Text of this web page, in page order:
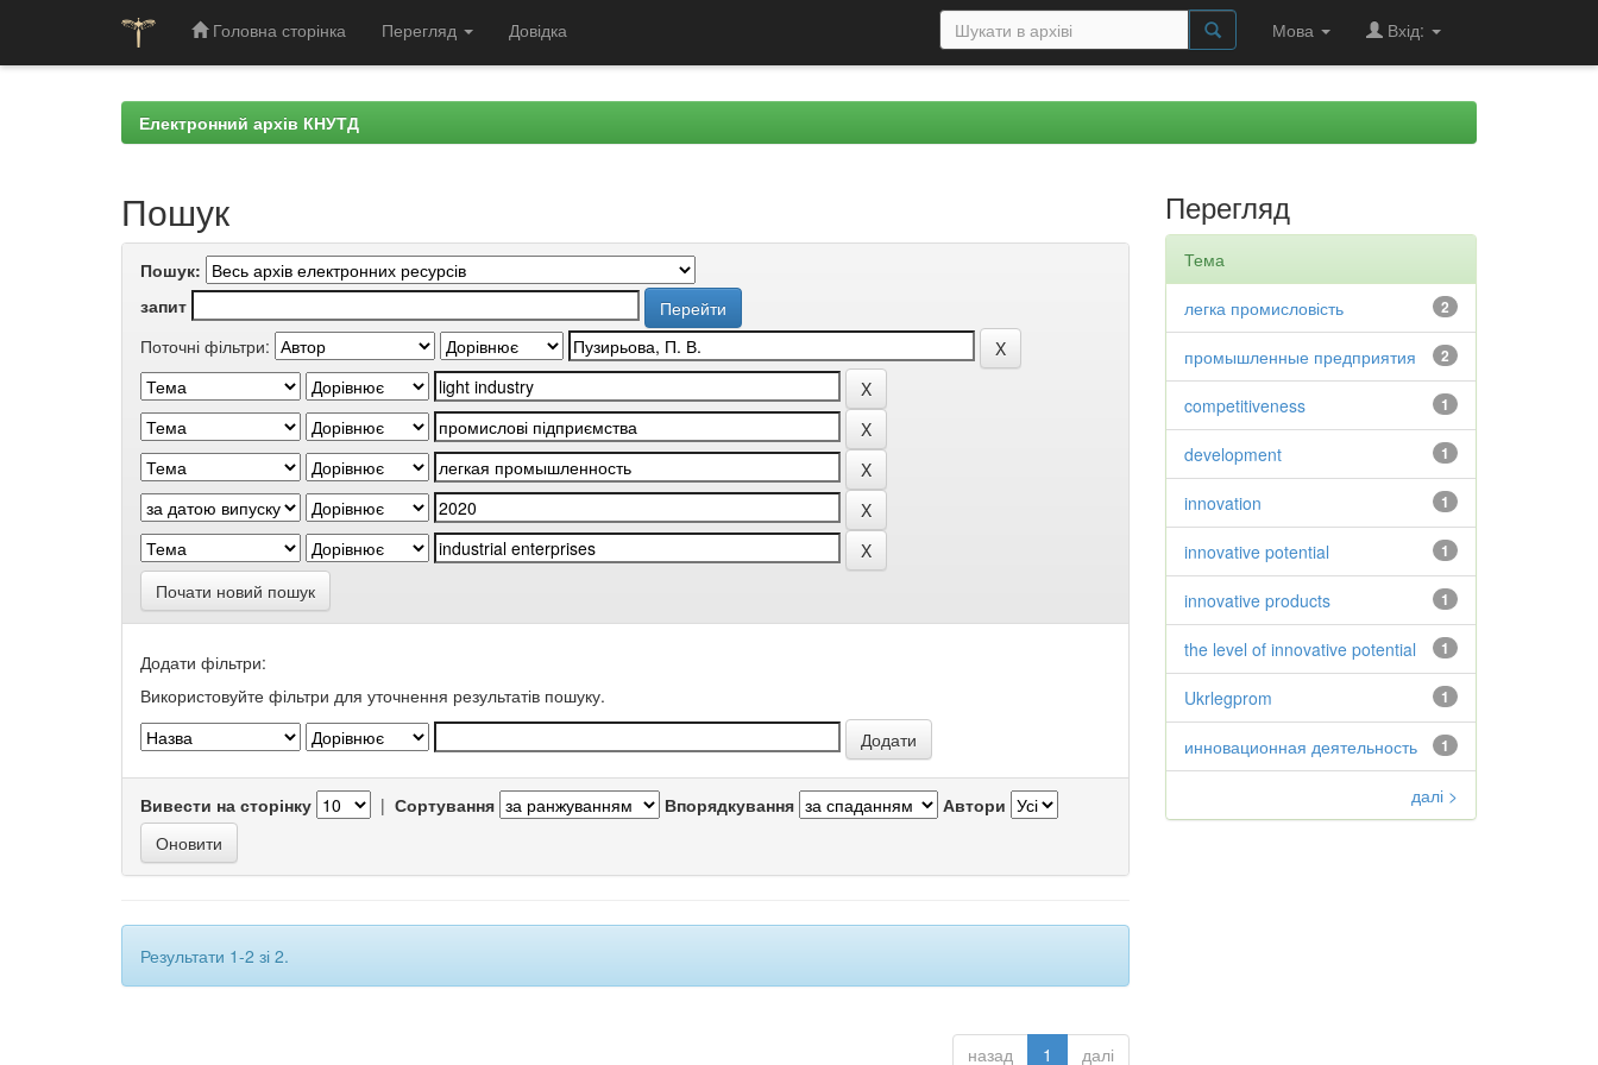
Головна сторінка Перегляд Довідка Мова Вхід:
Електронний архів КНУТД
Пошук
Пошук:
запит
Поточні фільтри:
Почати новий пошук
Додати фільтри:
Використовуйте фільтри для уточнення результатів пошуку.
Вивести на сторінку | Сортування Впорядкування Автори
Результати 1-2 зі 2.
назад 1 далі
Перегляд
Тема
2
легка промисловість
2
промышленные предприятия
1
competitiveness
1
development
1
innovation
1
innovative potential
1
innovative products
1
the level of innovative potential
1
Ukrlegprom
1
инновационная деятельность
далі >